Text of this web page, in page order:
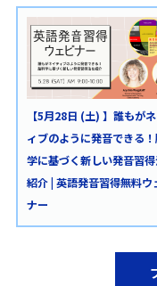
【5月28日 (土) 】誰もが
ィブのように発音できる
学に基づく新しい発音習
紹介 | 英語発音習得無料ウ
ナー